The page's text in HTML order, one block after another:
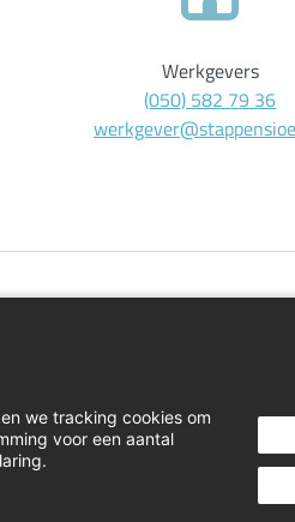
Werkgevers
(050) 582 79 36
we tracking cookies om
voor een aantal